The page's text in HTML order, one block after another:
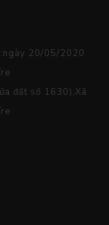
20/05/2020
đất số 1630),Xã